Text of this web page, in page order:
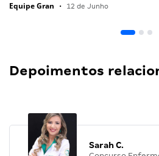
Equipe Gran • 12 de Junho
Depoimentos
Sarah C.